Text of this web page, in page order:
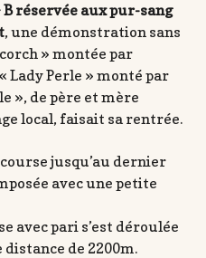
B réservée aux pur-sang
, une démonstration sans
» montée par
Lady Perle » monté par
», de père et mère
local, faisait sa rentrée.
jusqu’au dernier
avec une petite
avec pari s’est déroulée
de 2200m.